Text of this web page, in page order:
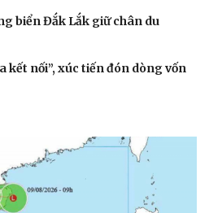
biển Đắk Lắk giữ chân du
kết nối”, xúc tiến đón dòng vốn